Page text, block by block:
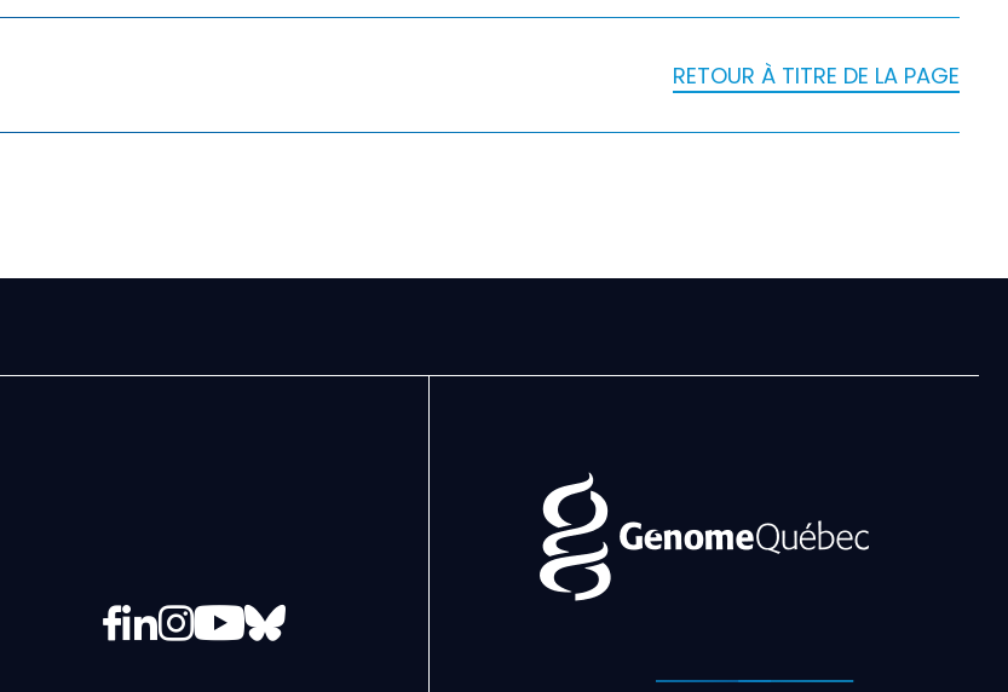
RETOUR À TITRE DE LA PAGE
Facebook
LinkedIn
Instagram
YouTube
Bluesky